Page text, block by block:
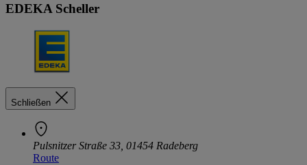
EDEKA Scheller
Schließen
Pulsnitzer Straße 33, 01454 Radeberg
Route